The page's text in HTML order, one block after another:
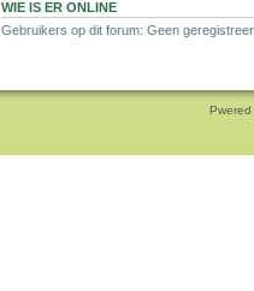
WIE IS ER ONLINE
Gebruikers op dit forum: Geen